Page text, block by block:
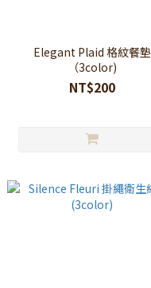
Elegant Plaid 格紋餐墊
（3color)
NT$200